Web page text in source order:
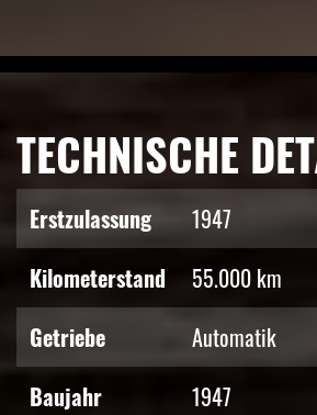
TECHNISCHE
Erstzulassung
1947
Kilometerstand
55.000 km
Getriebe
Automatik
Baujahr
1947